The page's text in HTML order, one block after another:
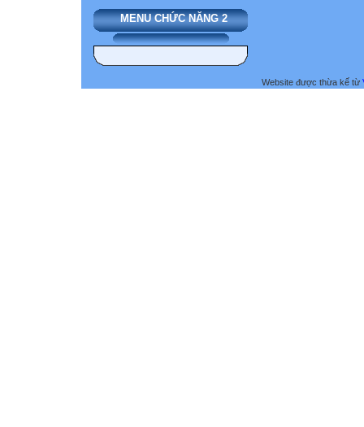
MENU CHỨC NĂNG 2
Website được thừa kế từ